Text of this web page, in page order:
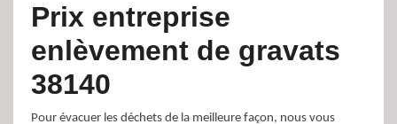
Prix entreprise
enlèvement de gravats
38140
Pour évacuer les déchets de la meilleure façon, nous vous